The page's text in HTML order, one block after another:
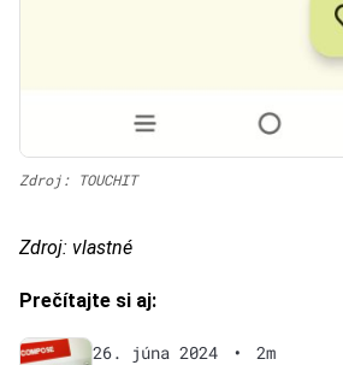
Zdroj: TOUCHIT
Zdroj: vlastné
Prečítajte si aj:
26. júna 2024 •
2m